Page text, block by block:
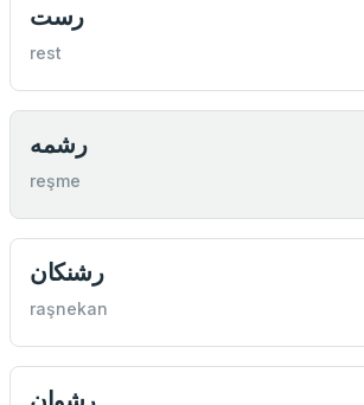
رست
rest
رشمه
reşme
رشنكان
raşnekan